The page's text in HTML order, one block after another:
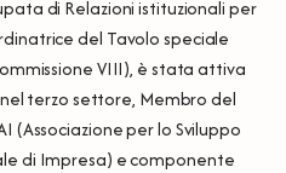
di Relazioni istituzionali per
del Tavolo speciale
VIII), è stata attiva
terzo settore, Membro del
(Associazione per lo Sviluppo
di Impresa) e componente